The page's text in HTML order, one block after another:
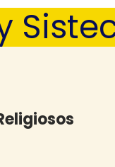
y